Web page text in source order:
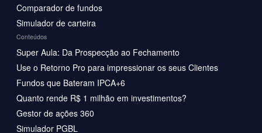
Comparador de fundos
Simulador de carteira
Conteúdos
Super Aula: Da Prospecção ao Fechamento
Use o Retorno Pro para impressionar os seus Clientes
Fundos que Bateram IPCA+6
Quanto rende R$ 1 milhão em investimentos?
Gestor de ações 360
Simulador PGBL